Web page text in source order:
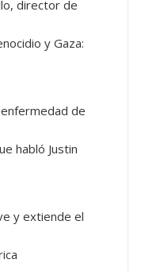
director de
y Gaza:
de
habló Justin
y extiende el